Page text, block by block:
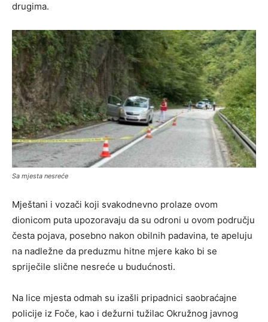
drugima.
Sa mjesta nesreće
Mještani i vozači koji svakodnevno prolaze ovom
dionicom puta upozoravaju da su odroni u ovom području
česta pojava, posebno nakon obilnih padavina, te apeluju
na nadležne da preduzmu hitne mjere kako bi se
spriječile slične nesreće u budućnosti.
Na lice mjesta odmah su izašli pripadnici saobraćajne
policije iz Foče, kao i dežurni tužilac Okružnog javnog